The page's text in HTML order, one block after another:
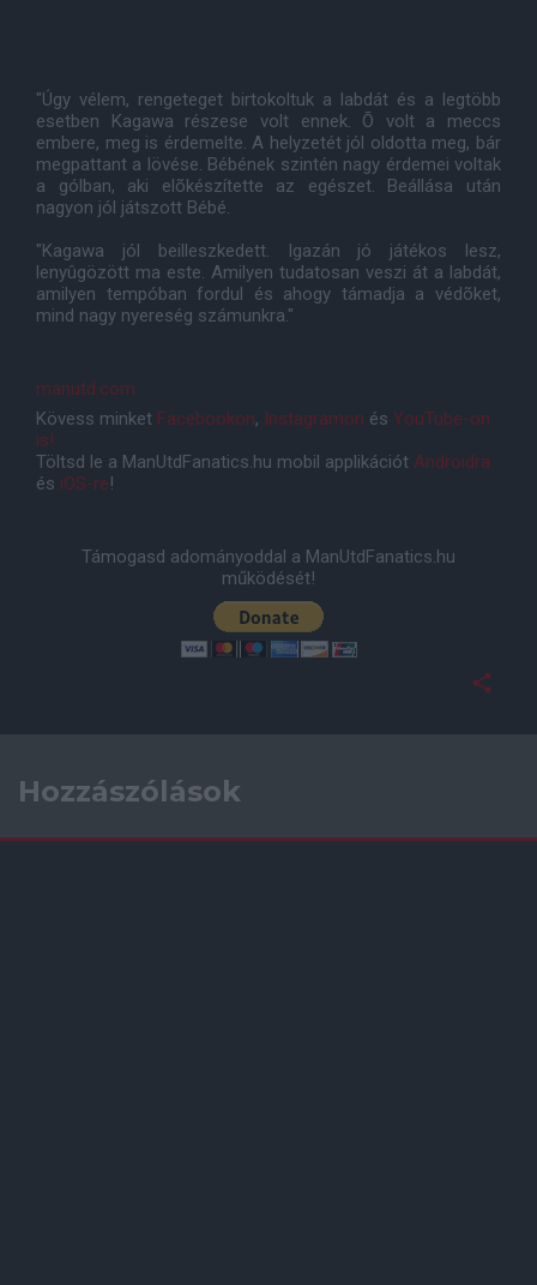
"Úgy vélem, rengeteget birtokoltuk a labdát és a legtöbb
esetben Kagawa részese volt ennek. Õ volt a meccs
embere, meg is érdemelte. A helyzetét jól oldotta meg, bár
megpattant a lövése. Bébének szintén nagy érdemei voltak
a gólban, aki elõkészítette az egészet. Beállása után
nagyon jól játszott Bébé.
"Kagawa jól beilleszkedett. Igazán jó játékos lesz,
lenyûgözött ma este. Amilyen tudatosan veszi át a labdát,
amilyen tempóban fordul és ahogy támadja a védõket,
mind nagy nyereség számunkra."
manutd.com
Kövess minket Facebookon, Instagramon és YouTube-on
is!
Töltsd le a ManUtdFanatics.hu mobil applikációt Androidra
és iOS-re!
Támogasd adományoddal a ManUtdFanatics.hu
működését!
Hozzászólások